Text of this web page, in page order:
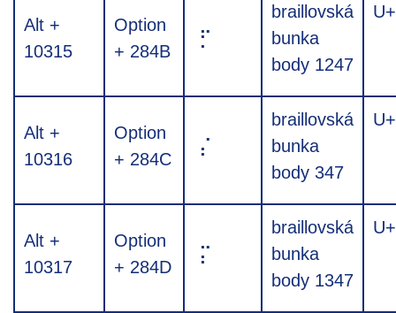
Alt +
10315
Option
+ 284B
⡋
braillovská
bunka
body 1247
Alt +
10316
Option
+ 284C
⡌
braillovská
bunka
body 347
Alt +
10317
Option
+ 284D
⡍
braillovská
bunka
body 1347